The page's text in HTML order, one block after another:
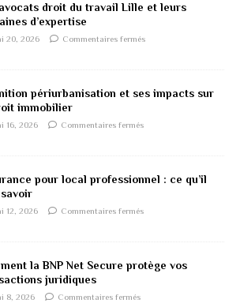
droit du travail Lille et leurs
d’expertise
20, 2026 Commentaires fermés
périurbanisation et ses impacts sur
immobilier
16, 2026 Commentaires fermés
pour local professionnel : ce qu’il
12, 2026 Commentaires fermés
la BNP Net Secure protège vos
juridiques
8, 2026 Commentaires fermés